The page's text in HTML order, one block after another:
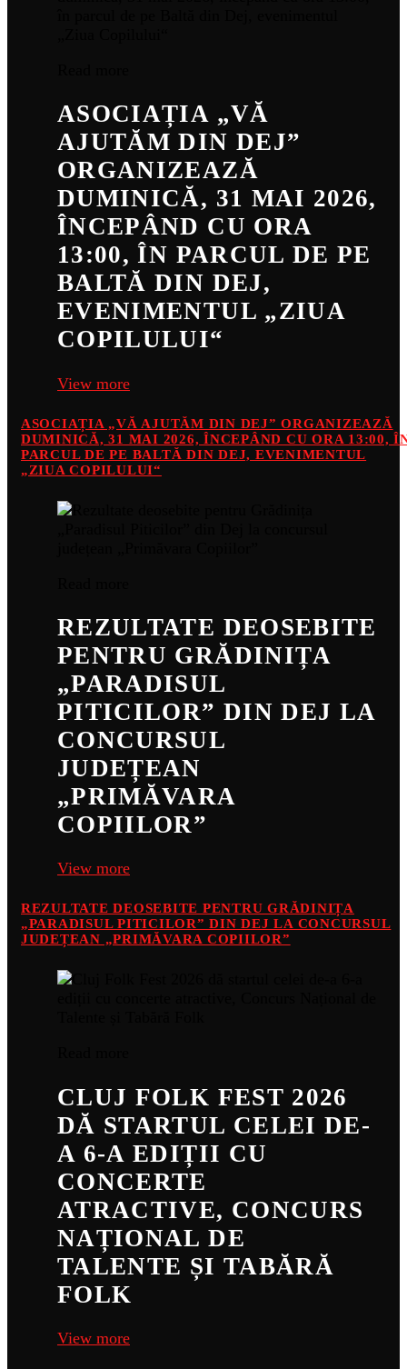
ASOCIAȚIA „VĂ
AJUTĂM DIN DEJ”
ORGANIZEAZĂ
DUMINICĂ, 31 MAI 2026,
ÎNCEPÂND CU ORA
13:00, ÎN PARCUL DE PE
BALTĂ DIN DEJ,
EVENIMENTUL „ZIUA
COPILULUI“
View more
ASOCIAȚIA „VĂ AJUTĂM DIN DEJ” ORGANIZEAZĂ
DUMINICĂ, 31 MAI 2026, ÎNCEPÂND CU ORA 13:00,
PARCUL DE PE BALTĂ DIN DEJ, EVENIMENTUL
„ZIUA COPILULUI“
REZULTATE DEOSEBITE
PENTRU GRĂDINIȚA
„PARADISUL
PITICILOR” DIN DEJ LA
CONCURSUL
JUDEȚEAN
„PRIMĂVARA
COPIILOR”
View more
REZULTATE DEOSEBITE PENTRU GRĂDINIȚA
„PARADISUL PITICILOR” DIN DEJ LA CONCURSUL
JUDEȚEAN „PRIMĂVARA COPIILOR”
CLUJ FOLK FEST 2026
DĂ STARTUL CELEI DE-
A 6-A EDIȚII CU
CONCERTE
ATRACTIVE, CONCURS
NAȚIONAL DE
TALENTE ȘI TABĂRĂ
FOLK
View more